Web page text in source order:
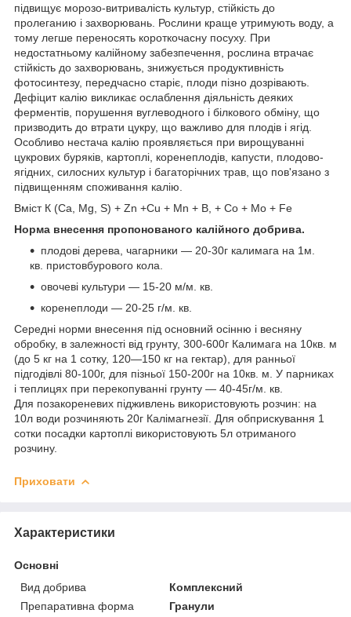
підвищує морозо-витривалість культур, стійкість до
пролеганию і захворювань. Рослини краще утримують воду, а
тому легше переносять короткочасну посуху. При
недостатньому калійному забезпечення, рослина втрачає
стійкість до захворювань, знижується продуктивність
фотосинтезу, передчасно старіє, плоди пізно дозрівають.
Дефіцит калію викликає ослаблення діяльність деяких
ферментів, порушення вуглеводного і білкового обміну, що
призводить до втрати цукру, що важливо для плодів і ягід.
Особливо нестача калію проявляється при вирощуванні
цукрових буряків, картоплі, коренеплодів, капусти, плодово-
ягідних, силосних культур і багаторічних трав, що пов'язано з
підвищенням споживання калію.
Вміст К (Ca, Mg, S) + Zn +Cu + Mn + B, + Co + Mo + Fe
Норма внесення пропонованого калійного добрива.
плодові дерева, чагарники — 20-30г калимага на 1м.
кв. пристовбурового кола.
овочеві культури — 15-20 м/м. кв.
коренеплоди — 20-25 г/м. кв.
Середні норми внесення під основний осінню і весняну
обробку, в залежності від грунту, 300-600г Калимага на 10кв. м
(до 5 кг на 1 сотку, 120—150 кг на гектар), для ранньої
підгодівлі 80-100г, для пізньої 150-200г на 10кв. м. У парниках
і теплицях при перекопуванні грунту — 40-45г/м. кв.
Для позакореневих підживлень використовують розчин: на
10л води розчиняють 20г Калімагнезії. Для обприскування 1
сотки посадки картоплі використовують 5л отриманого
розчину.
Приховати
Характеристики
Основні
Вид добрива
Комплексний
Препаративна форма
Гранули